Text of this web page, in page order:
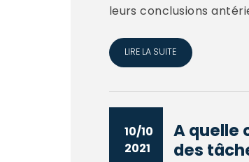
leurs conclusions
LIRE LA SUITE
10/10
2021
A quelle
des